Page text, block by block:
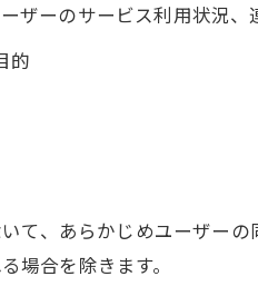
ザーのサービス利用状況
的
て、あらかじめユーザー
場合を除きます。